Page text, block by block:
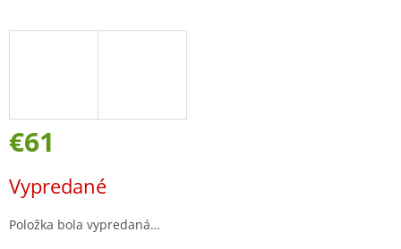
€61
cena:
Vypredané
Položka bola vypredaná…